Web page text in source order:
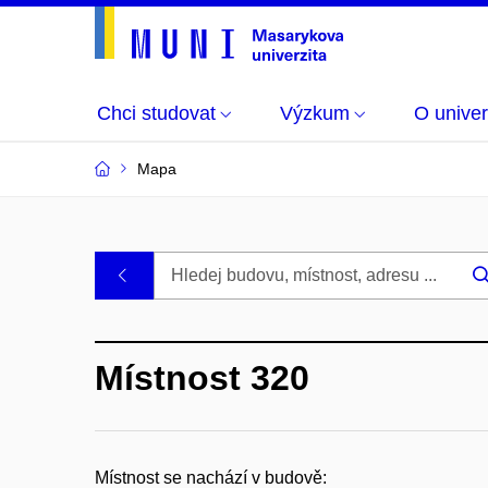
Chci studovat Výzkum O
Mapa
Budovy
místnosti
Místnost 320
Místnost se nachází v budově: